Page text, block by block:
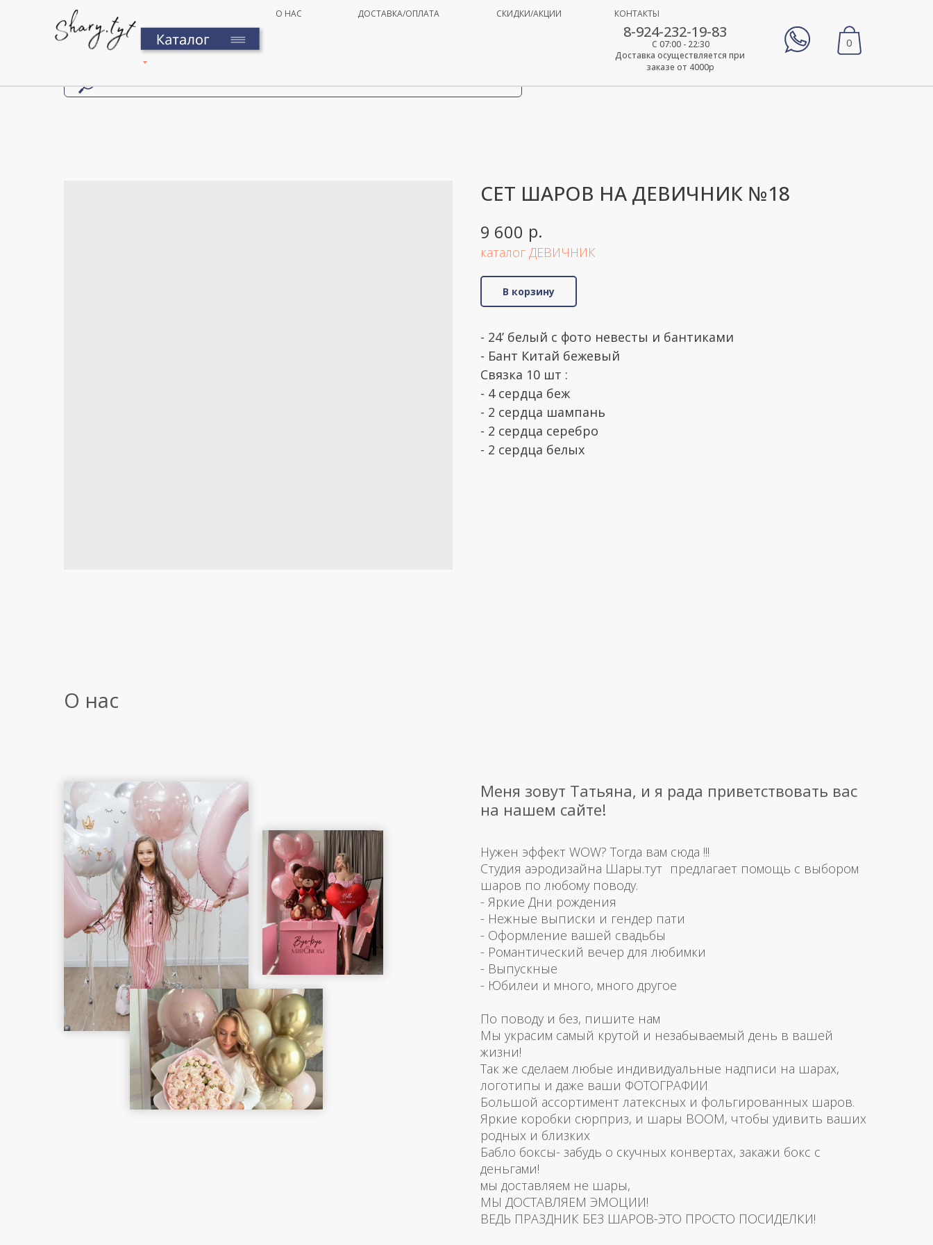
О НАС СКИДКИ/АКЦИИ
ДОСТАВКА/ОПЛАТА КОНТАКТЫ
8-924-232-19-83
Доставка осуществляется при
заказе от 4000р
С 07:00 - 22:30 0
СЕТ ШАРОВ НА ДЕВИЧНИК №18
9 600 р.
каталог ДЕВИЧНИК
В корзину
- 24’ белый с фото невесты и бантиками
- Бант Китай бежевый
Связка 10 шт :
- 4 сердца беж
- 2 сердца шампань
- 2 сердца серебро
- 2 сердца белых
О нас
Меня зовут Татьяна, и я рада приветствовать вас
на нашем сайте!
Нужен эффект WOW? Тогда вам сюда !!!
Студия аэродизайна Шары.тут предлагает помощь с выбором
шаров по любому поводу.
- Яркие Дни рождения
- Нежные выписки и гендер пати
- Оформление вашей свадьбы
- Романтический вечер для любимки
- Выпускные
- Юбилеи и много, много другое
По поводу и без, пишите нам
Мы украсим самый крутой и незабываемый день в вашей
жизни!
Так же сделаем любые индивидуальные надписи на шарах,
логотипы и даже ваши ФОТОГРАФИИ
Большой ассортимент латексных и фольгированных шаров.
Яркие коробки сюрприз, и шары BOOM, чтобы удивить ваших
родных и близких
Бабло боксы- забудь о скучных конвертах, закажи бокс с
деньгами!
мы доставляем не шары,
МЫ ДОСТАВЛЯЕМ ЭМОЦИИ!
ВЕДЬ ПРАЗДНИК БЕЗ ШАРОВ-ЭТО ПРОСТО ПОСИДЕЛКИ!